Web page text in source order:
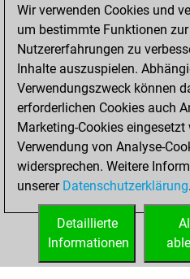
You
new Elo of
Dienstag,
2025
You
your Fritz
Wir verwenden Cookies und
um bestimmte Funktionen
Nutzererfahrungen zu
Inhalte auszuspielen.
Verwendungszweck können
erforderlichen Cookies auch
Marketing-Cookies eingesetzt
Verwendung von Analyse-
widersprechen. Weitere
unserer Datenschutzerklärung.
Detaillierte
Informationen